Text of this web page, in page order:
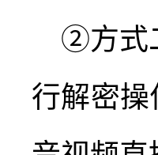
②方式
行解密